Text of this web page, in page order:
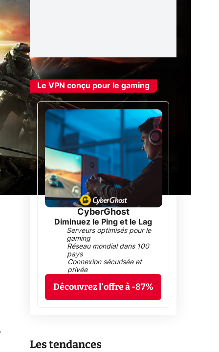
Le VPN conçu pour le gaming
CyberGhost
Diminuez le Ping et le Lag
Serveurs optimisés pour le
gaming
Réseau mondial dans 100
pays
Connexion sécurisée et
privée
Découvrez l'offre à -87%
Les tendances